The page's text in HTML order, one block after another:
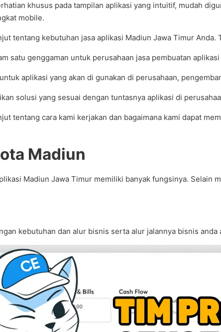
khusus pada tampilan aplikasi yang intuitif, mudah
mobile.
tentang kebutuhan jasa aplikasi Madiun Jawa Timur Anda.
satu genggaman untuk perusahaan jasa pembuatan
aplikasi yang akan di gunakan di perusahaan,
solusi yang sesuai dengan tuntasnya aplikasi di
tentang cara kami kerjakan dan bagaimana kami dapat
Madiun
Madiun Jawa Timur memiliki banyak fungsinya.
kebutuhan dan alur bisnis serta alur jalannya bisnis